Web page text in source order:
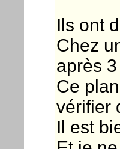
Ils ont
Chez
après
Ce
vérifier
Il est